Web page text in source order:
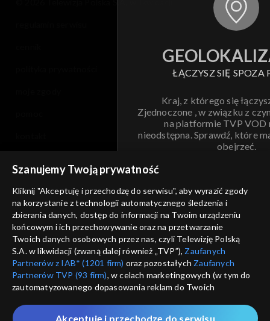
ŁĄCZYSZ SIĘ SPOZA
Kraj, z którego się
Zjednoczone , w związku z
na platformie TVP VOD
nieodstępna. Sprawdź, które
obejrzeć.
ANULUJ
informacje o dostawcy usług
Szanujemy Twoją prywatność
Kliknij "Akceptuję i przechodzę do serwisu", aby wyrazić zgody
na korzystanie z technologii automatycznego śledzenia i
zbierania danych, dostęp do informacji na Twoim urządzeniu
końcowym i ich przechowywanie oraz na przetwarzanie
Twoich danych osobowych przez nas, czyli Telewizję Polską
S.A. w likwidacji (zwaną dalej również „TVP”), Zaufanych
Partnerów z IAB* (1201 firm) oraz pozostałych Zaufanych
Partnerów TVP (93 firm), w celach marketingowych (w tym do
zautomatyzowanego dopasowania reklam do Twoich
które wskazujemy poniżej, a także zgody na udostępnianie
Akceptuję i przechodzę do serwisu